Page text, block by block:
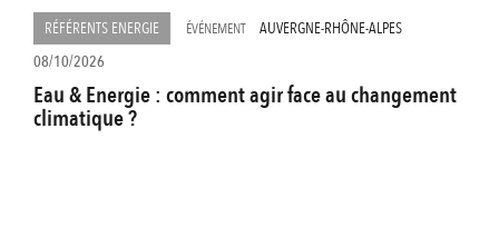
RÉFÉRENTS ENERGIE ÉVÉNEMENT
AUVERGNE-RHÔNE-ALPES
08/10/2026
Eau & Energie : comment agir face au changement
climatique ?